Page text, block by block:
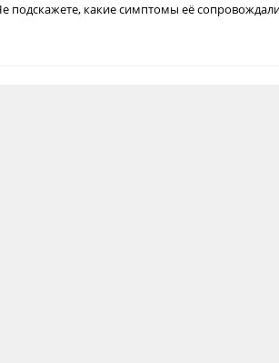
какие симптомы её